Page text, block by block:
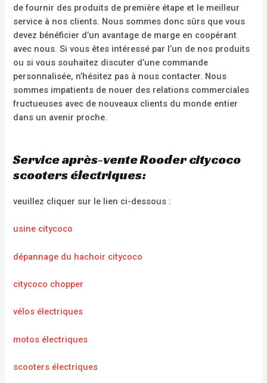
de fournir des produits de première étape et le meilleur
service à nos clients. Nous sommes donc sûrs que vous
devez bénéficier d’un avantage de marge en coopérant
avec nous. Si vous êtes intéressé par l’un de nos produits
ou si vous souhaitez discuter d’une commande
personnalisée, n’hésitez pas à nous contacter. Nous
sommes impatients de nouer des relations commerciales
fructueuses avec de nouveaux clients du monde entier
dans un avenir proche.
Service après-vente Rooder citycoco
scooters électriques:
veuillez cliquer sur le lien ci-dessous :
usine citycoco
dépannage du hachoir citycoco
citycoco chopper
vélos électriques
motos électriques
scooters électriques